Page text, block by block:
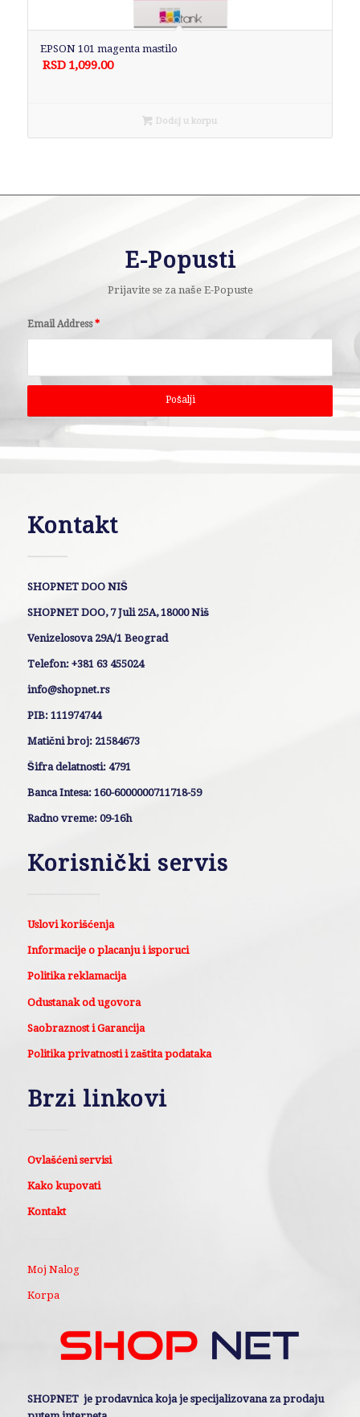
EPSON 101 magenta mastilo
RSD 1,099.00
Dodaj u korpu
E-Popusti
Prijavite se za naše E-Popuste
Email Address*
Kontakt
SHOPNET DOO NIŠ
SHOPNET DOO, 7 Juli 25A, 18000 Niš
Venizelosova 29A/1 Beograd
Telefon: +381 63 455024
info@shopnet.rs
PIB: 111974744
Matični broj: 21584673
Šifra delatnosti: 4791
Banca Intesa: 160-6000000711718-59
Radno vreme: 09-16h
Korisnički servis
Uslovi korišćenja
Informacije o placanju i isporuci
Politika reklamacija
Odustanak od ugovora
Saobraznost i Garancija
Politika privatnosti i zaštita podataka
Brzi linkovi
Ovlašćeni servisi
Kako kupovati
Kontakt
Moj Nalog
Korpa
SHOPNET je prodavnica koja je specijalizovana za prodaju